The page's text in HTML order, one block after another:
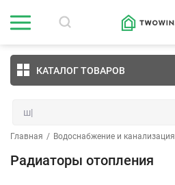
КАТАЛОГ ТОВАРОВ
Главная / Водоснабжение и канализация
Радиаторы отопления